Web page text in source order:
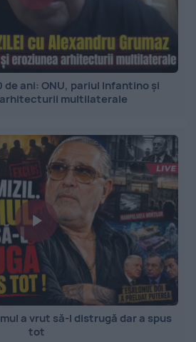
de ani: ONU, pariul Infantino și
multilaterale
a vrut să-l distrugă dar a spus
tot